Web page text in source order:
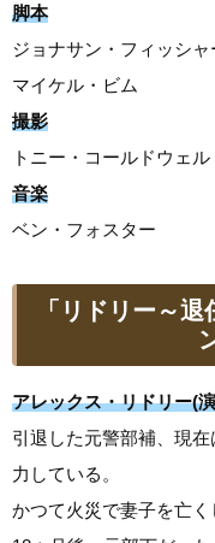
脚本
ジョナサン・フィッシャ
マイケル・ビム
撮影
トニー・コールドウェル
音楽
ベン・フォスター
「リドリー～
アレックス・リドリー(
引退した元警部補、現
力している。
かつて火災で妻子を亡く